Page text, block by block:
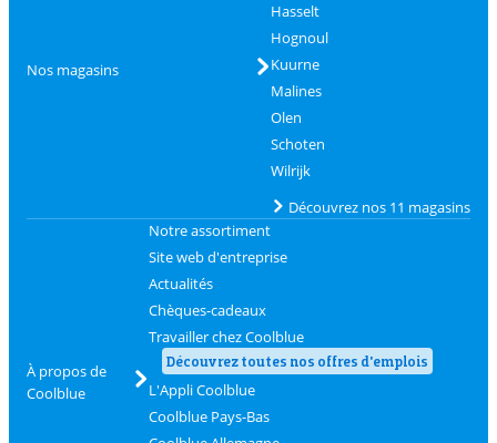
Nos magasins
Hasselt
Hognoul
Kuurne
Malines
Olen
Schoten
Wilrijk
Découvrez nos 11 magasins
À propos de
Coolblue
Notre assortiment
Site web d'entreprise
Actualités
Chèques-cadeaux
Travailler chez Coolblue
Découvrez toutes nos offres d'emplois
L'Appli Coolblue
Coolblue Pays-Bas